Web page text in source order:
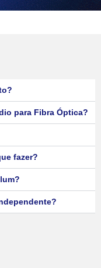
para Fibra Óptica?
fazer?